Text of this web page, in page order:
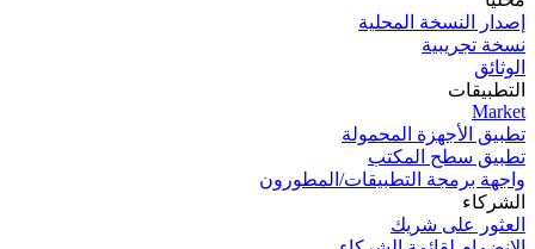
إصدار النسخة المحلية
نسخة تجریبیة
الوثائق
التطبيقات
Market
تطبيق الأجهزة المحمولة
تطبيق سطح المكتب
واجهة برمجة التطبيقات/المطورون
الشركاء
العثور على شريك